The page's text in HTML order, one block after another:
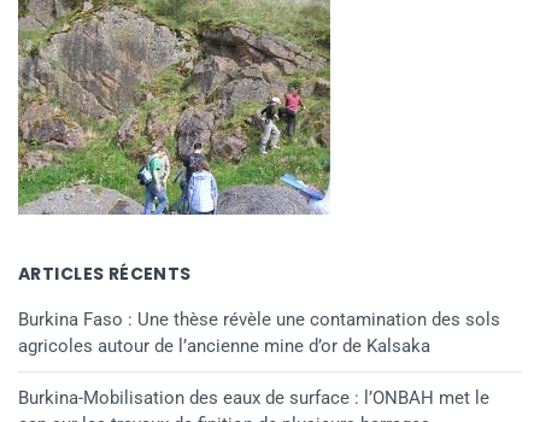
ARTICLES RÉCENTS
Burkina Faso : Une thèse révèle une contamination des sols
agricoles autour de l’ancienne mine d’or de Kalsaka
Burkina-Mobilisation des eaux de surface : l’ONBAH met le